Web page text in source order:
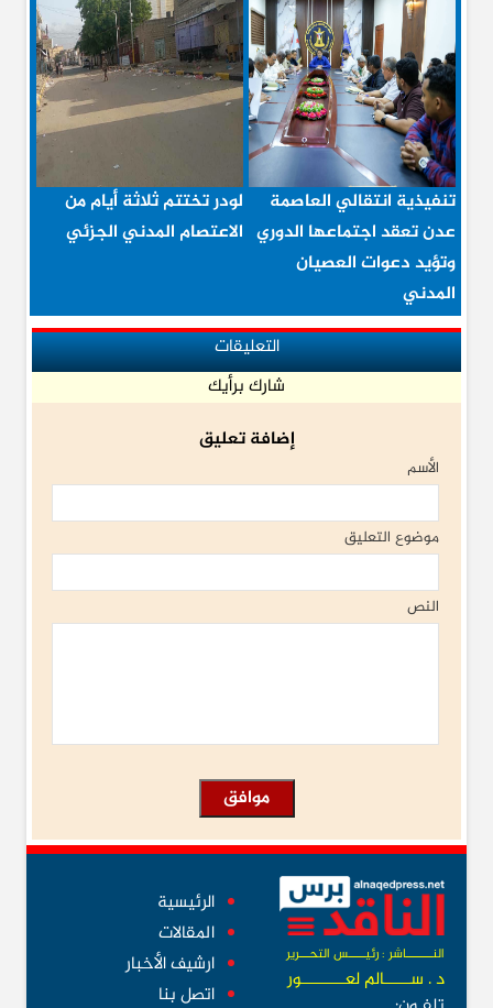
تنفيذية انتقالي العاصمة
عدن تعقد اجتماعها الدوري
وتؤيد دعوات العصيان
المدني
لودر تختتم ثلاثة أيام من
الاعتصام المدني الجزئي
التعليقات
شارك برأيك
إضافة تعليق
الأسم
موضوع التعليق
النص
النــــــــاشر : رئيـــــس التحـــرير
د . ســــــالم لعــــــــــور
الرئيسية
المقالات
ارشيف الأخبار
اتصل بنا